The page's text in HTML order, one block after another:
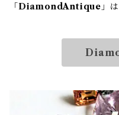
「DiamondAntique 」